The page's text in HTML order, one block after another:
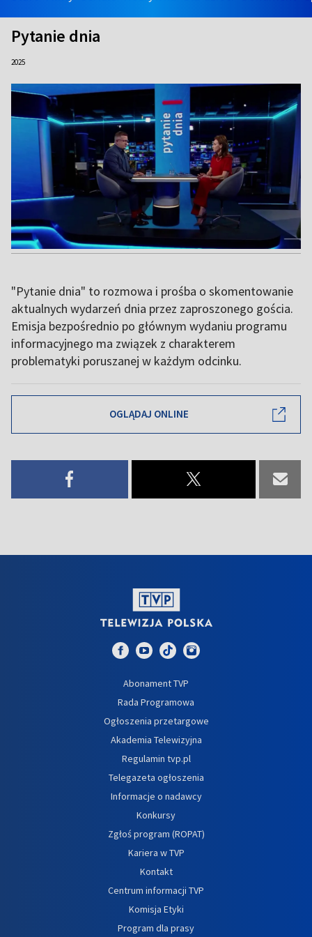
Pytanie dnia
2025
"Pytanie dnia" to rozmowa i prośba o skomentowanie
aktualnych wydarzeń dnia przez zaproszonego gościa.
Emisja bezpośrednio po głównym wydaniu programu
informacyjnego ma związek z charakterem
problematyki poruszanej w każdym odcinku.
OGLĄDAJ ONLINE
Abonament TVP
Rada Programowa
Ogłoszenia przetargowe
Akademia Telewizyjna
Regulamin tvp.pl
Telegazeta ogłoszenia
Informacje o nadawcy
Konkursy
Zgłoś program (ROPAT)
Kariera w TVP
Kontakt
Centrum informacji TVP
Komisja Etyki
Program dla prasy